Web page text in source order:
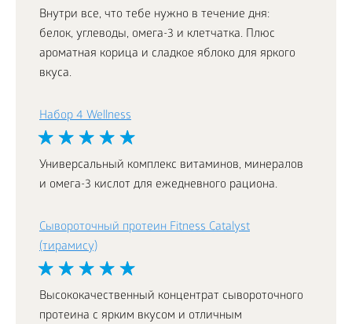
Внутри все, что тебе нужно в течение дня:
белок, углеводы, омега-3 и клетчатка. Плюс
ароматная корица и сладкое яблоко для яркого
вкуса.
Набор 4 Wellness
Универсальный комплекс витаминов, минералов
и омега-3 кислот для ежедневного рациона.
Сывороточный протеин Fitness Catalyst
(тирамису)
Высококачественный концентрат сывороточного
протеина с ярким вкусом и отличным